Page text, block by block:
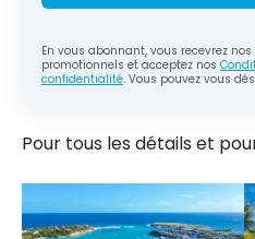
En vous abonnant, vous recevrez
promotionnels et acceptez nos
confidentialité. Vous pouvez vous
Pour tous les détails et